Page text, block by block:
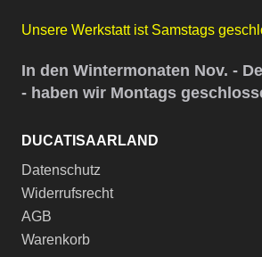
Unsere Werkstatt ist Samstags
In den Wintermonaten Nov. -
- haben wir Montags
DUCATISAARLAND
Datenschutz
Widerrufsrecht
AGB
Warenkorb